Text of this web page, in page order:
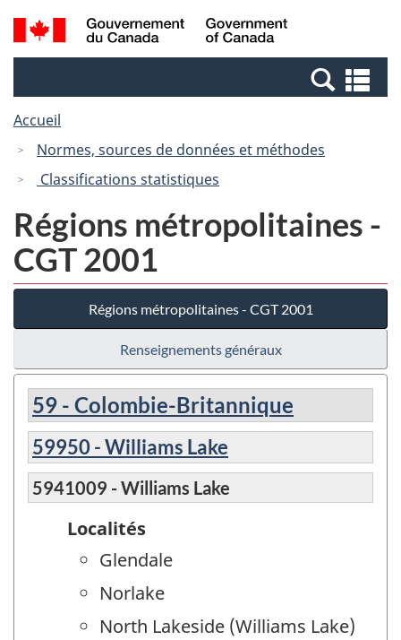
Passer
au
Passer
à
Canada
Recherche
et
et
Accueil
Normes, sources de données et méthodes
Classifications statistiques
Régions métropolitaines -
CGT 2001
Régions métropolitaines - CGT 2001
Renseignements généraux
59 - Colombie-Britannique
59950 - Williams Lake
5941009 - Williams Lake
Localités
Glendale
Norlake
North Lakeside (Williams Lake)